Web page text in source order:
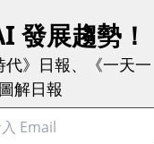
集團最
榮譽
發展趨勢！
》日報、《一天一
解日報